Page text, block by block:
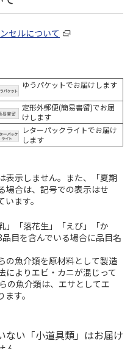
セルについて
ゆうパケットでお届けします
定形外郵便(簡易書留)でお届
けします
レターパックライトでお届け
します
表示しません。また、「夏期
場合は、記号での表示はせ
ます。
」「落花生」「えび」「か
目を含んでいる場合に品目名
の魚介類を原材料として製造
によりエビ・カニが混じって
の魚介類は、エサとしてエ
す。
ない「小道具類」はお届け